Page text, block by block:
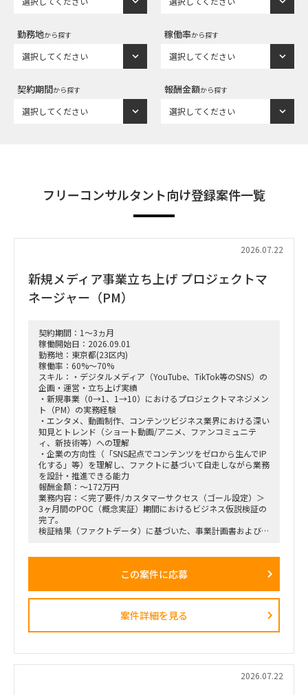
勤務地から探す 稼働率から探す
契約期間から探す 報酬金額から探す
フリーコンサルタント向け登録案件一覧
2026.07.22
新規メディア事業立ち上げ プロジェクトマ
ネージャー（PM）
契約期間：1～3ヵ月
稼働開始日：2026.09.01
勤務地：東京都(23区内)
稼働率：60%～70%
スキル：・デジタルメディア（YouTube、TikTok等のSNS）の
企画・運営・立ち上げ実績
・新規事業（0→1、1→10）におけるプロジェクトマネジメン
ト（PM）の実務経験
・エンタメ、動画制作、コンテンツビジネス業界における深い
知見とトレンド（ショート動画/アニメ、ファンコミュニテ
ィ、新技術等）への理解
・企業の方向性（「SNS起点でコンテンツをゼロから生んでIP
化する」等）を理解し、ファクトに基づいて自走しながら業務
を設計・推進できる能力
報酬金額：～172万円
業務内容：＜完了要件/カスタマーサクセス（ゴール設定）＞
3ヶ月間のPOC（概念実証）期間におけるビジネス仮説検証の
完了。
検証結果（ファクトデータ）に基づいた、事業計画書および市
・稟議通過後の実務（POCフェーズ）におけるプロジェクト
・3ヶ月間の検証マイルストーン（ガントチャート等）の設計
・市場調査、ヒアリング対象（パートナー等）の調査・選定・
実行。
デート。
・事業計画、ターゲット層の選定、市場規模の再見直し。
・週1回または隔週1回程度の定例ミーティングへの参加、お
この案件に応募
案件詳細を見る
2026.07.22